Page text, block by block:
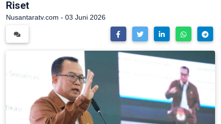
Riset
Nusantaratv.com - 03 Juni 2026